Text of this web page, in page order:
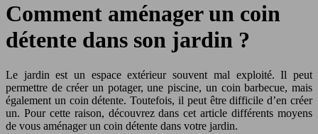
Comment aménager un coin
détente dans son jardin ?
Le jardin est un espace extérieur souvent mal exploité. Il peut
permettre de créer un potager, une piscine, un coin barbecue, mais
également un coin détente. Toutefois, il peut être difficile d’en créer
un. Pour cette raison, découvrez dans cet article différents moyens
de vous aménager un coin détente dans votre jardin.